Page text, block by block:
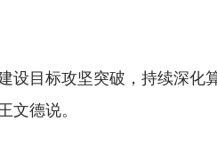
目标攻坚突破，持续深化
德说。